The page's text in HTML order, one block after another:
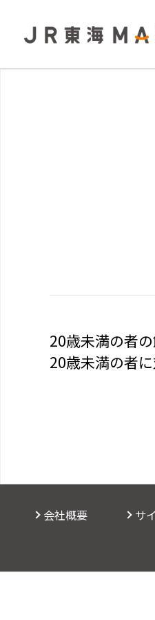
20歳未満の者
20歳未満の者
会社概要 サ